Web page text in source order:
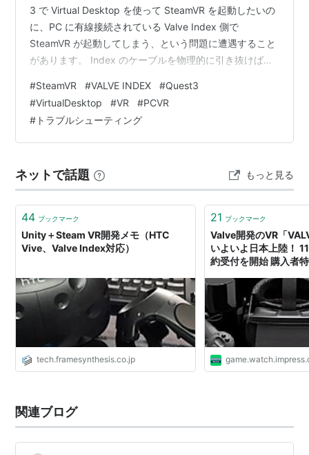
3 で Virtual Desktop を使って SteamVR を起動したいの
に、PC に有線接続されている Valve Index 側で
SteamVR が起動してしまう、という問題に遭遇すること
があります。 Index のケーブルを物理的に引き抜けば
るのは端子への負担が大きく、できれば避けたいところ
です。 この記事では、Valve Index を PC に接続したま
ま、Quest 3（Virtual Desktop）で SteamVR を起動で
き…
#SteamVR #VALVE INDEX #Quest3
#VirtualDesktop #VR #PCVR
# トラブルシューティング
ネットで話題 もっと見る
44 ブックマーク
Unity＋Steam VR開発メモ（HTC
Vive、Valve Index対応）
tech.framesynthesis.co.jp
21 ブックマーク
Valve開発のVR「
いよいよ日本上陸！
約受付を開始 購入者
関連ブログ